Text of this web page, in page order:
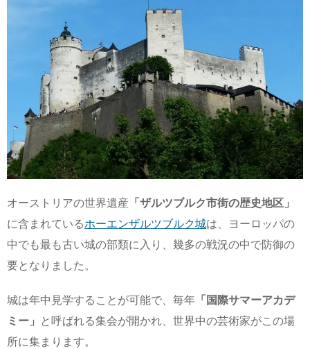
オーストリアの世界遺産 「ザルツブルク市街の歴史地区」
に含まれているホーエンザルツブルク城は、ヨーロッパの
中でも最も古い城の部類に入り、幾多の戦況の中で防御の
要となりました。
城は年中見学することが可能で、毎年 「国際サマーアカデ
ミー」
と呼ばれる集会が開かれ、世界中の芸術家がこの場
所に集まります。